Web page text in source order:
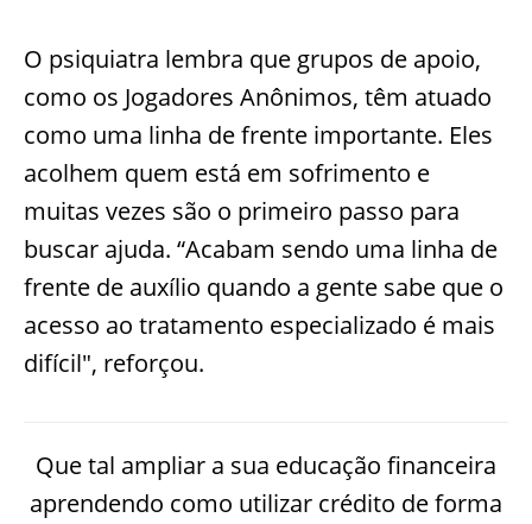
O psiquiatra lembra que grupos de apoio,
como os Jogadores Anônimos, têm atuado
como uma linha de frente importante. Eles
acolhem quem está em sofrimento e
muitas vezes são o primeiro passo para
buscar ajuda. “Acabam sendo uma linha de
frente de auxílio quando a gente sabe que o
acesso ao tratamento especializado é mais
difícil", reforçou.
Que tal ampliar a sua educação financeira
aprendendo como utilizar crédito de forma